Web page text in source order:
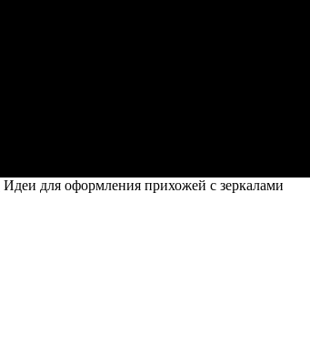
Идеи для оформления прихожей с зеркалами